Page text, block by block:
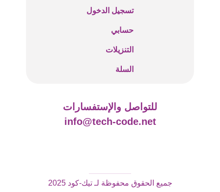
تسجيل الدخول
حسابي
التنزيلات
السلة
للتواصل والإستفسارات
info@tech-code.net
جميع الحقوق محفوظة لـ تيك-كود 2025